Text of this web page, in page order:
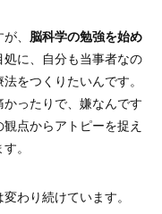
、 脳科学の勉強を始め
に、自分も当事者なの
をつくりたいんです。
ったりで、嫌なんです
点からアトピーを捉え
。
わり続けています。